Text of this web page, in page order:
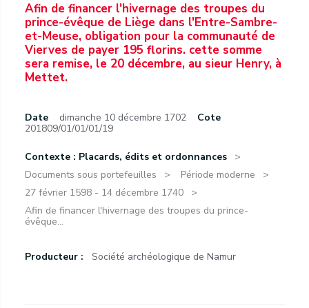
Afin de financer l'hivernage des troupes du
prince-évêque de Liège dans l'Entre-Sambre-
et-Meuse, obligation pour la communauté de
Vierves de payer 195 florins. cette somme
sera remise, le 20 décembre, au sieur Henry, à
Mettet.
Date dimanche 10 décembre 1702
Cote
201809/01/01/01/19
Contexte : Placards, édits et ordonnances
Documents sous portefeuilles
Période moderne
27 février 1598 - 14 décembre 1740
Afin de financer l'hivernage des troupes du prince-
évêque...
Producteur : Société archéologique de Namur